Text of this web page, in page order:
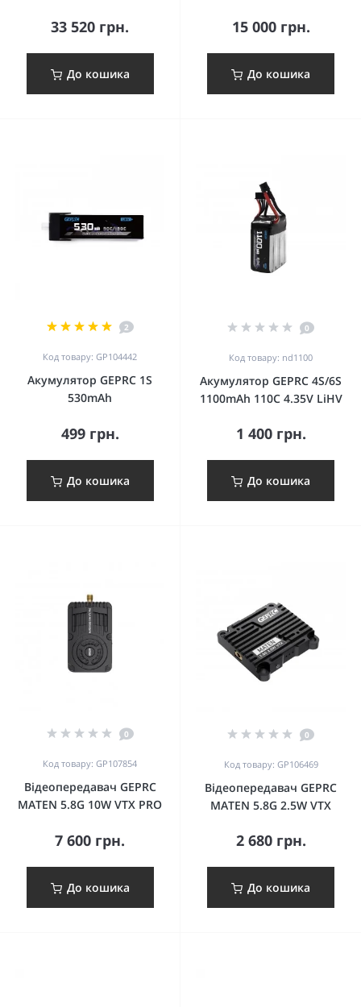
33 520 грн.
До кошика
15 000 грн.
До кошика
2
Код товару: GP104442
Акумулятор GEPRC 1S
530mAh
499 грн.
До кошика
0
Код товару: nd1100
Акумулятор GEPRC 4S/6S
1100mAh 110C 4.35V LiHV
1 400 грн.
До кошика
0
Код товару: GP107854
Відеопередавач GEPRC
MATEN 5.8G 10W VTX PRO
7 600 грн.
До кошика
0
Код товару: GP106469
Відеопередавач GEPRC
MATEN 5.8G 2.5W VTX
2 680 грн.
До кошика